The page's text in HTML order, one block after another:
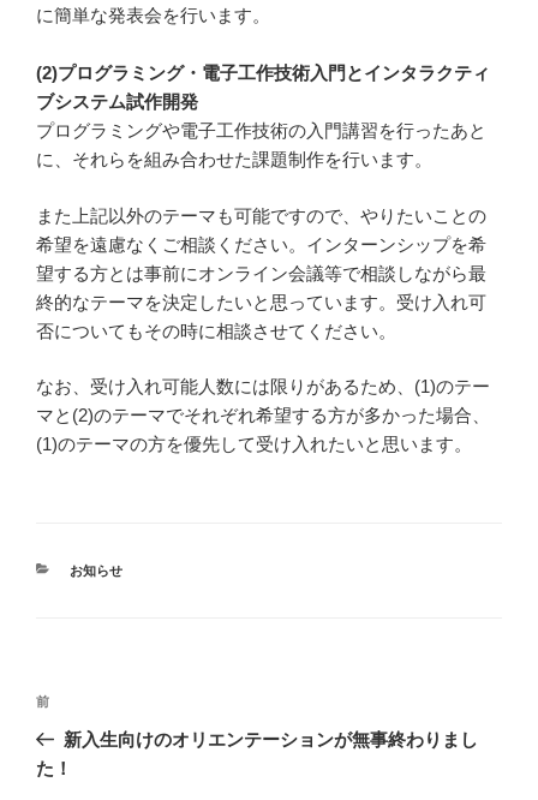
に簡単な発表会を行います。
(2)プログラミング・電子工作技術入門とインタラクティ
ブシステム試作開発
プログラミングや電子工作技術の入門講習を行ったあと
に、それらを組み合わせた課題制作を行います。
また上記以外のテーマも可能ですので、やりたいことの
希望を遠慮なくご相談ください。インターンシップを希
望する方とは事前にオンライン会議等で相談しながら最
終的なテーマを決定したいと思っています。受け入れ可
否についてもその時に相談させてください。
なお、受け入れ可能人数には限りがあるため、(1)のテー
マと(2)のテーマでそれぞれ希望する方が多かった場合、
(1)のテーマの方を優先して受け入れたいと思います。
カ
お知らせ
投
ナ
前
の
投
前
新入生向けのオリエンテーションが無事終わりまし
た！